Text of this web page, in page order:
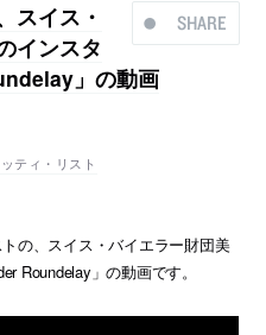
SHARE
スイス・
インスタ
」の動画
ティ・リスト
の、スイス・バイエラー財団美
Roundelay」の動画です。